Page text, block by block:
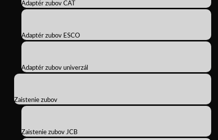
Adaptér zubov CAT
Adaptér zubov ESCO
Adaptér zubov univerzál
Zaistenie zubov
Zaistenie zubov JCB